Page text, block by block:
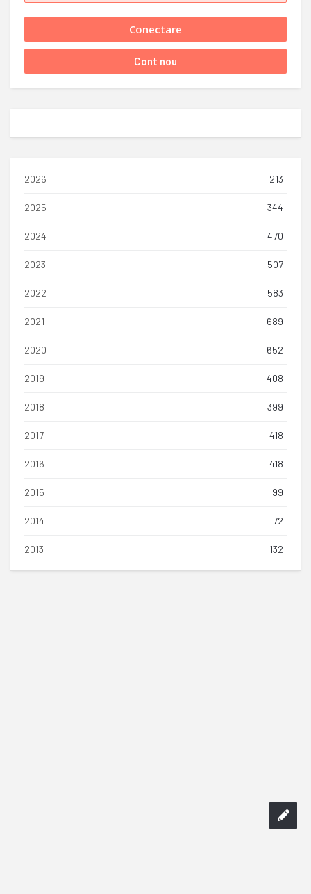
2026 213
2025 344
2024 470
2023 507
2022 583
2021 689
2020 652
2019 408
2018 399
2017 418
2016 418
2015 99
2014 72
2013 132